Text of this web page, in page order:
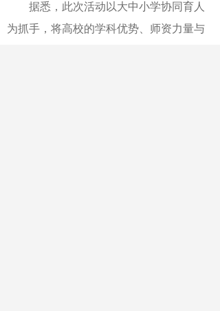
据悉，此次活动以大中小学协同育人
为抓手，将高校的学科优势、师资力量与